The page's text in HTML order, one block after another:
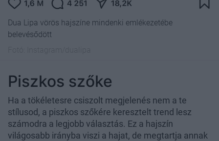
Dua Lipa vörös hajszíne mindenki emlékezetébe
belevésődött
Piszkos szőke
Ha a tökéletesre csiszolt megjelenés nem a te
stílusod, a piszkos szőkére keresztelt trend lesz
számodra a legjobb választás. Ez a hajszín
világosabb irányba viszi a hajat, de megtartja annak